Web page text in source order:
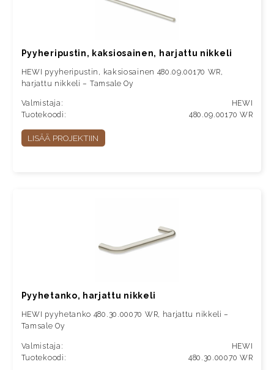
Pyyheripustin, kaksiosainen, harjattu nikkeli
HEWI pyyheripustin, kaksiosainen 480.09.00170 WR,
harjattu nikkeli – Tamsale Oy
Valmistaja:
HEWI
Tuotekoodi:
480.09.00170 WR
LISÄÄ PROJEKTIIN
Pyyhetanko, harjattu nikkeli
HEWI pyyhetanko 480.30.00070 WR, harjattu nikkeli –
Tamsale Oy
Valmistaja:
HEWI
Tuotekoodi:
480.30.00070 WR